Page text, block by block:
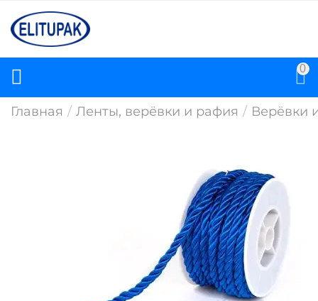
0
Главная / Ленты, верёвки и рафия / Верёвки